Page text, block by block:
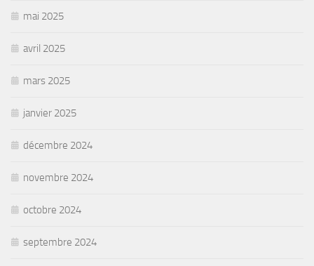
mai 2025
avril 2025
mars 2025
janvier 2025
décembre 2024
novembre 2024
octobre 2024
septembre 2024